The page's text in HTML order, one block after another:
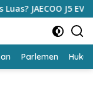
EV Punya
Parlemen